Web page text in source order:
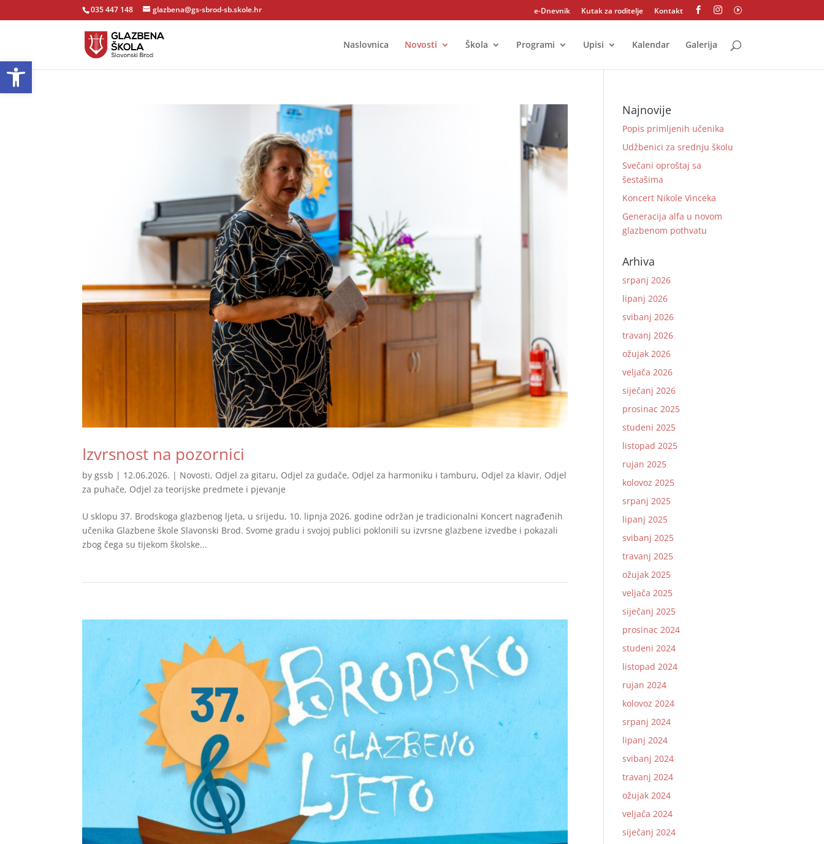
Open toolbar
035 447 148 glazbena@gs-sbrod-sb.skole.hr e-Dnevnik Kutak za roditelje Kontakt   I
Naslovnica Novosti Škola Programi Upisi Kalendar Galerija
Izvrsnost na pozornici
bygssb | 12.06.2026. | Novosti, Odjel za gitaru, Odjel za gudače, Odjel za harmoniku i tamburu, Odjel za klavir, Odjel
za puhače, Odjel za teorijske predmete i pjevanje
U sklopu 37. Brodskoga glazbenog ljeta, u srijedu, 10. lipnja 2026. godine održan je tradicionalni Koncert nagrađenih
učenika Glazbene škole Slavonski Brod. Svome gradu i svojoj publici poklonili su izvrsne glazbene izvedbe i pokazali
zbog čega su tijekom školske...
Najnovije
Popis primljenih učenika
Udžbenici za srednju školu
Svečani oproštaj sa
šestašima
Koncert Nikole Vinceka
Generacija alfa u novom
glazbenom pothvatu
Arhiva
srpanj 2026
lipanj 2026
svibanj 2026
travanj 2026
ožujak 2026
veljača 2026
siječanj 2026
prosinac 2025
studeni 2025
listopad 2025
rujan 2025
kolovoz 2025
srpanj 2025
lipanj 2025
svibanj 2025
travanj 2025
ožujak 2025
veljača 2025
siječanj 2025
prosinac 2024
studeni 2024
listopad 2024
rujan 2024
kolovoz 2024
srpanj 2024
lipanj 2024
svibanj 2024
travanj 2024
ožujak 2024
veljača 2024
siječanj 2024